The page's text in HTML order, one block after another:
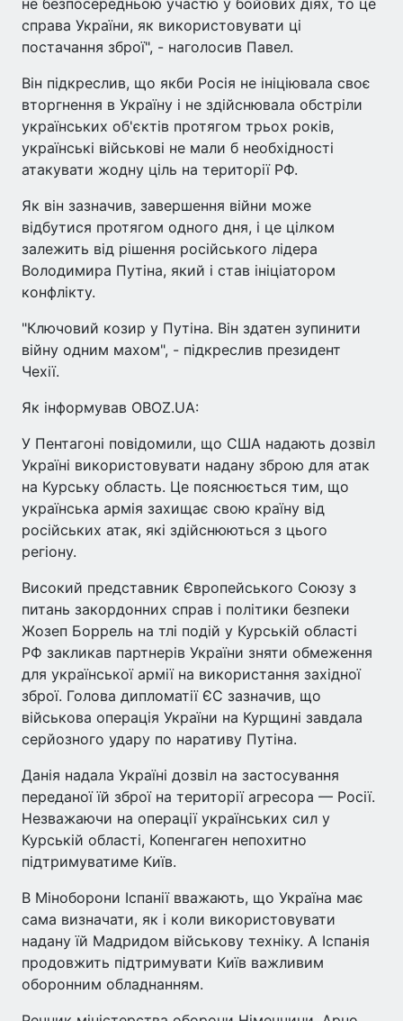
не безпосередньою участю у бойових діях, то це
справа України, як використовувати ці
постачання зброї", - наголосив Павел.
Він підкреслив, що якби Росія не ініціювала своє
вторгнення в Україну і не здійснювала обстріли
українських об'єктів протягом трьох років,
українські військові не мали б необхідності
атакувати жодну ціль на території РФ.
Як він зазначив, завершення війни може
відбутися протягом одного дня, і це цілком
залежить від рішення російського лідера
Володимира Путіна, який і став ініціатором
конфлікту.
"Ключовий козир у Путіна. Він здатен зупинити
війну одним махом", - підкреслив президент
Чехії.
Як інформував OBOZ.UA:
У Пентагоні повідомили, що США надають дозвіл
Україні використовувати надану зброю для атак
на Курську область. Це пояснюється тим, що
українська армія захищає свою країну від
російських атак, які здійснюються з цього
регіону.
Високий представник Європейського Союзу з
питань закордонних справ і політики безпеки
Жозеп Боррель на тлі подій у Курській області
РФ закликав партнерів України зняти обмеження
для української армії на використання західної
зброї. Голова дипломатії ЄС зазначив, що
військова операція України на Курщині завдала
серйозного удару по наративу Путіна.
Данія надала Україні дозвіл на застосування
переданої їй зброї на території агресора — Росії.
Незважаючи на операції українських сил у
Курській області, Копенгаген непохитно
підтримуватиме Київ.
В Міноборони Іспанії вважають, що Україна має
сама визначати, як і коли використовувати
надану їй Мадридом військову техніку. А Іспанія
продовжить підтримувати Київ важливим
оборонним обладнанням.